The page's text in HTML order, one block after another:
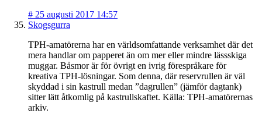
# 25 augusti 2017 14:57
Skogsgurra
TPH-amatörerna har en världsomfattande verksamhet där det
mera handlar om papperet än om mer eller mindre lässskiga
muggar. Båsmor är för övrigt en ivrig förespråkare för
kreativa TPH-lösningar. Som denna, där reservrullen är väl
skyddad i sin kastrull medan ”dagrullen” (jämför dagtank)
sitter lätt åtkomlig på kastrullskaftet. Källa: TPH-amatörernas
arkiv.